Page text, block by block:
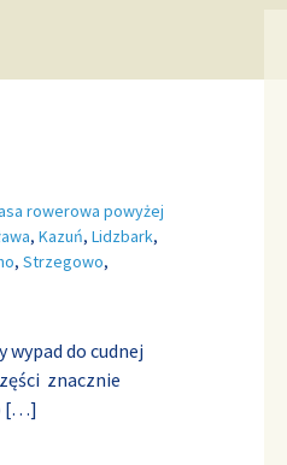
rowerowa powyżej
, Kazuń, Lidzbark,
, Strzegowo,
do cudnej
znacznie
[…]